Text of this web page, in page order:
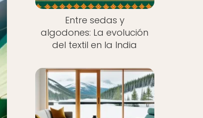
Entre sedas y
algodones: La evolución
del textil en la India